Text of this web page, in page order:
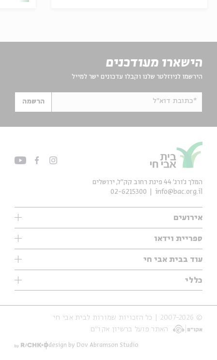
הישארו מעודכנים
הירשמו לניוזלטר שלנו וקבלו עדכונים ישר למייל
*כתובת דוא"ל הרשמה
אירועים
עיון
אנגלית
נוער
סדרות
אירועי עבר
אירועים בירושלים
ספריית וידאו
ילדים
מוזיקה
עיון
מיוחדים
עוד בבית אבי חי
תערוכות
מיוחדים
כללי
אודות
הצהרת נגישות
תנאי שימוש והצהרת פרטיות
המלך ג'ורג' 44 פינת רחוב קק״ל, ירושלים
info@bac.org.il
02-6215300
© 2007-2026 | כל הזכויות שמורות לבית אבי חי
האתר פועל ברשיון אקו״ם
design by Dov Abramson Studio